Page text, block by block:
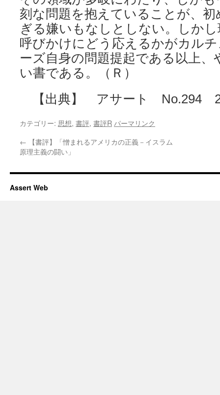
刻な問題を抱えていることが、
ぎる嫌いもなしとしない。しか
呼びかけにどう応えるかがカル
ーズ自身の問題提起である以上
い書である。（Ｒ）
【出典】 アサート No.294
カテゴリー: 思想, 書評, 書評R パーマリンク
← 【書評】「憎まれるアメリカの正義－イスラム
原理主義の闘い」
Assert Web